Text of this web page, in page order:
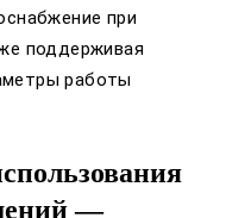
при
поддерживая
работы
—